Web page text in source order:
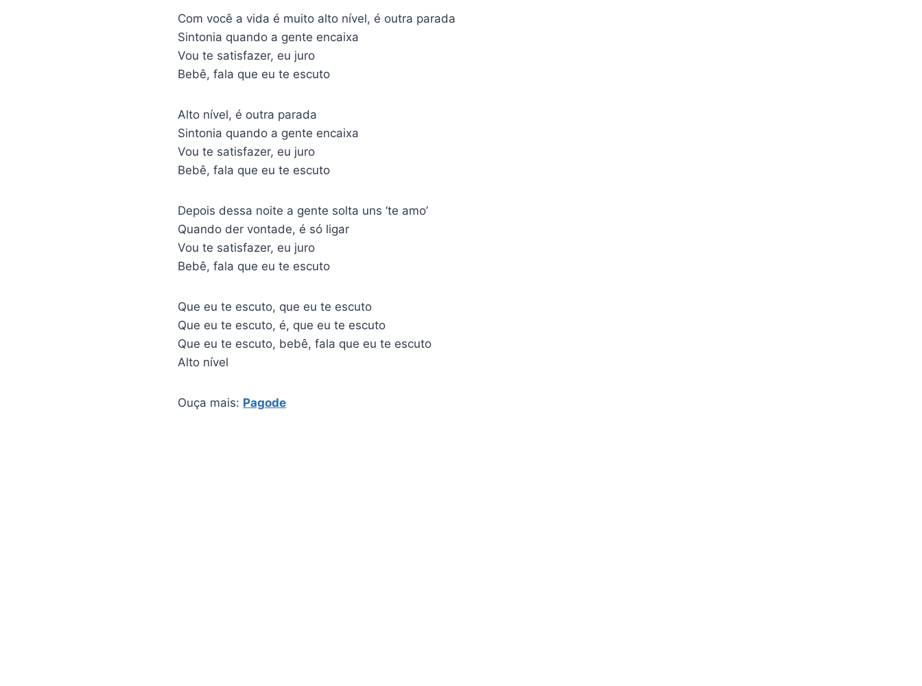
Com você a vida é muito alto nível, é outra parada
Sintonia quando a gente encaixa
Vou te satisfazer, eu juro
Bebê, fala que eu te escuto
Alto nível, é outra parada
Sintonia quando a gente encaixa
Vou te satisfazer, eu juro
Bebê, fala que eu te escuto
Depois dessa noite a gente solta uns ‘te amo’
Quando der vontade, é só ligar
Vou te satisfazer, eu juro
Bebê, fala que eu te escuto
Que eu te escuto, que eu te escuto
Que eu te escuto, é, que eu te escuto
Que eu te escuto, bebê, fala que eu te escuto
Alto nível
Ouça mais: Pagode